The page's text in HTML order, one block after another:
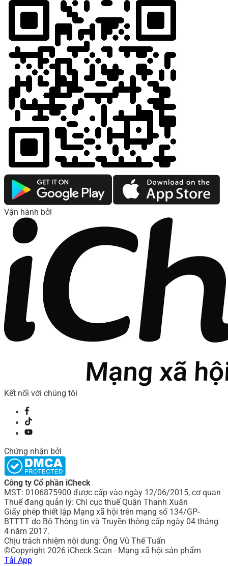
Vận hành bởi
Kết nối với chúng tôi
Chứng nhận bởi
Công ty Cổ phần iCheck
MST: 0106875900 được cấp vào ngày 12/06/2015, cơ quan
Thuế đang quản lý: Chi cục thuế Quận Thanh Xuân
Giấy phép thiết lập Mạng xã hội trên mạng số 134/GP-
BTTTT do Bô Thông tin và Truyền thông cấp ngày 04 tháng
4 năm 2017.
Chịu trách nhiệm nội dung: Ông Vũ Thế Tuấn
©Copyright 2026 iCheck Scan - Mạng xã hội sản phẩm
Tải App